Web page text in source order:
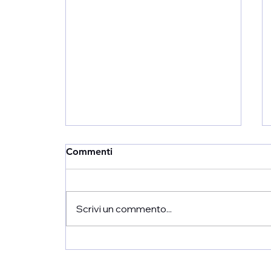
Commenti
Scrivi un commento...